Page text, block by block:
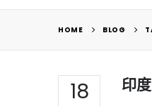
HOME BLOG
18 印